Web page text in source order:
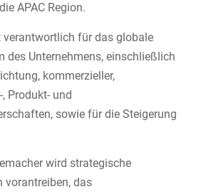
APAC Region.
verantwortlich für das globale
des Unternehmens, einschließlich
kommerzieller,
Produkt- und
sowie für die Steigerung
wird strategische
vorantreiben, das